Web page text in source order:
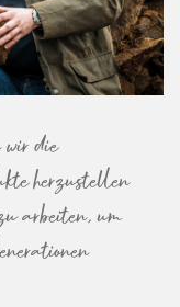
die
herzustellen
arbeiten, um